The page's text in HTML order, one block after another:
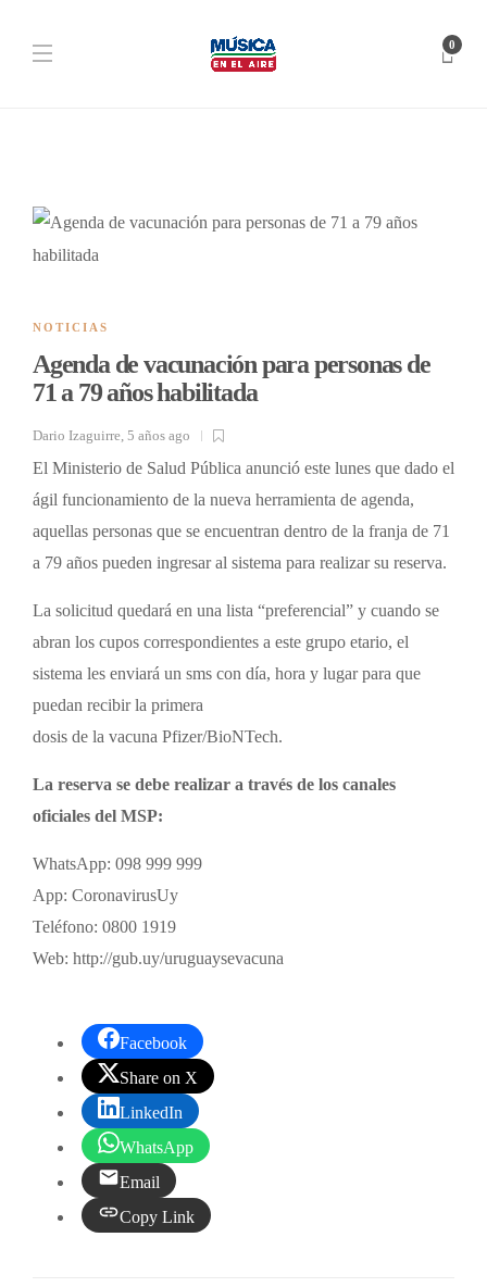
0
NOTICIAS
Agenda de vacunación para personas de
71 a 79 años habilitada
Dario Izaguirre, 5 años ago
El Ministerio de Salud Pública anunció este lunes que dado el
ágil funcionamiento de la nueva herramienta de agenda,
aquellas personas que se encuentran dentro de la franja de 71
a 79 años pueden ingresar al sistema para realizar su reserva.
La solicitud quedará en una lista “preferencial” y cuando se
abran los cupos correspondientes a este grupo etario, el
sistema les enviará un sms con día, hora y lugar para que
puedan recibir la primera
dosis de la vacuna Pfizer/BioNTech.
La reserva se debe realizar a través de los canales
oficiales del MSP:
WhatsApp: 098 999 999
App: CoronavirusUy
Teléfono: 0800 1919
Web: http://gub.uy/uruguaysevacuna
Facebook
Share on X
LinkedIn
WhatsApp
Email
Copy Link